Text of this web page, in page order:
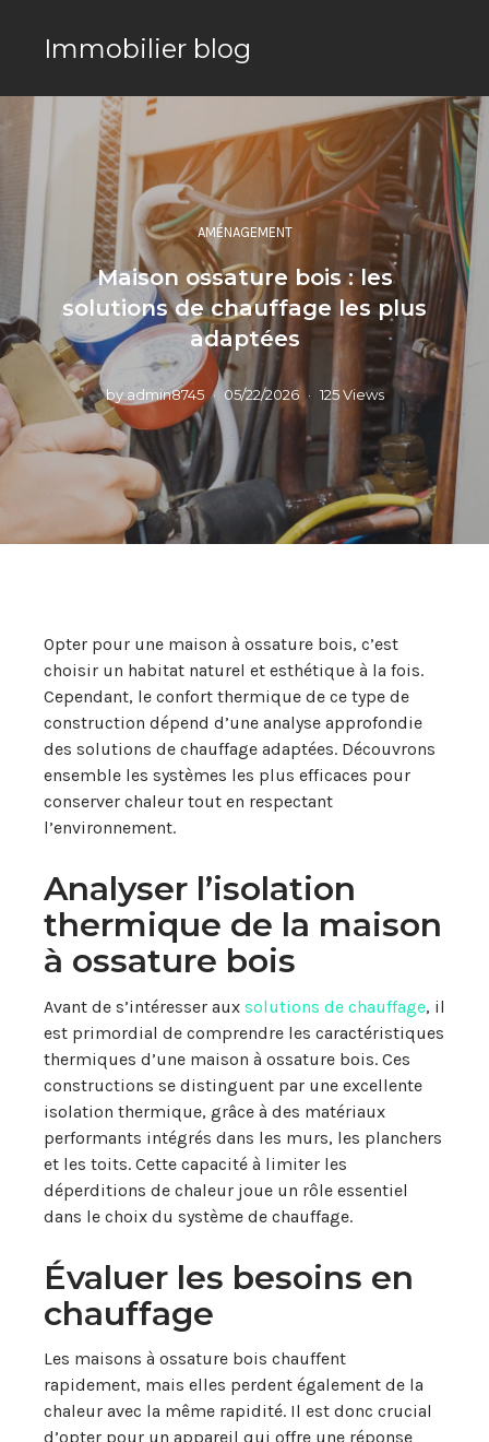
Immobilier blog
AMÉNAGEMENT
Maison ossature bois : les
solutions de chauffage les plus
adaptées
by admin8745 05/22/2026 125 Views
Opter pour une maison à ossature bois, c’est
choisir un habitat naturel et esthétique à la fois.
Cependant, le confort thermique de ce type de
construction dépend d’une analyse approfondie
des solutions de chauffage adaptées. Découvrons
ensemble les systèmes les plus efficaces pour
conserver chaleur tout en respectant
l’environnement.
Analyser l’isolation
thermique de la maison
à ossature bois
Avant de s’intéresser aux solutions de chauffage, il
est primordial de comprendre les caractéristiques
thermiques d’une maison à ossature bois. Ces
constructions se distinguent par une excellente
isolation thermique, grâce à des matériaux
performants intégrés dans les murs, les planchers
et les toits. Cette capacité à limiter les
déperditions de chaleur joue un rôle essentiel
dans le choix du système de chauffage.
Évaluer les besoins en
chauffage
Les maisons à ossature bois chauffent
rapidement, mais elles perdent également de la
chaleur avec la même rapidité. Il est donc crucial
d’opter pour un appareil qui offre une réponse